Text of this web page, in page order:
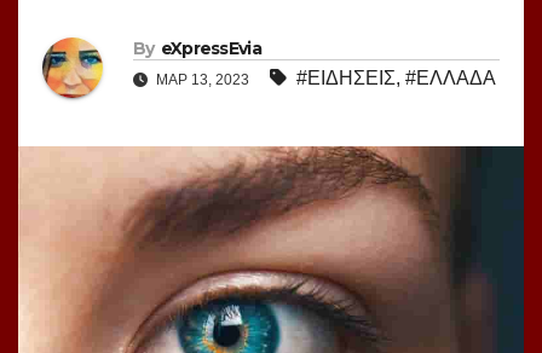
By eXpressEvia
ΜΑΡ 13, 2023 #ΕΙΔΗΣΕΙΣ, #ΕΛΛΑΔΑ